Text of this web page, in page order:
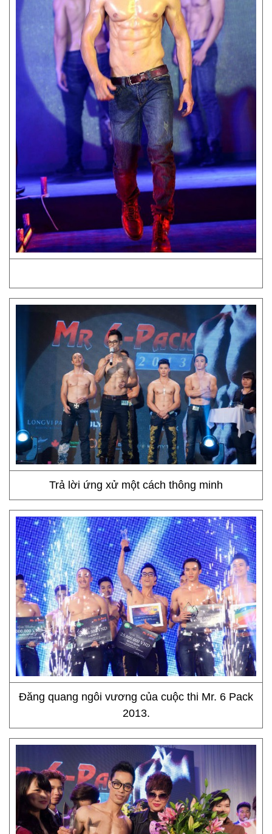
Trả lời ứng xử một cách thông minh
Đăng quang ngôi vương của cuộc thi Mr. 6 Pack
2013.